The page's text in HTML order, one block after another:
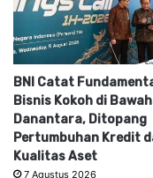
BNI Catat
Bisnis Kokoh di Bawah
Danantara, Ditopang
Pertumbuhan Kredit
Kualitas Aset
7 Agustus 2026